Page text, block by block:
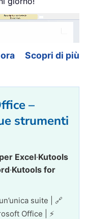
Scopri di più
–
strumenti
Excel·Kutools
·Kutools for
suite | 🔗
Office | ⚡